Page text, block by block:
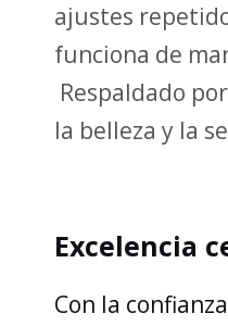
ajustes
funciona de
Respaldado
la belleza y la
Excelencia
Con la